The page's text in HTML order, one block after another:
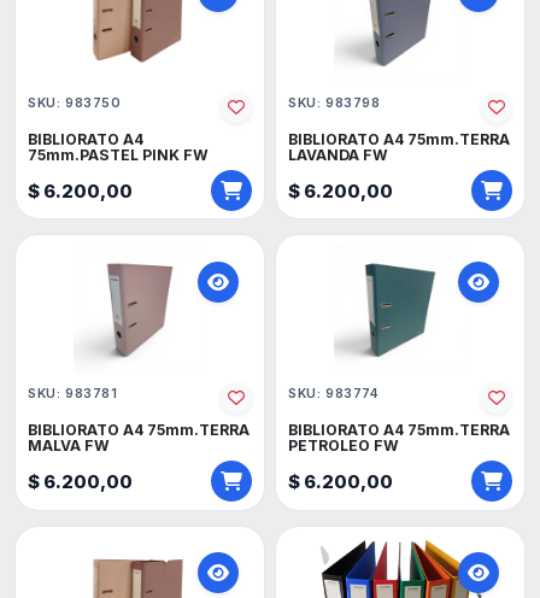
SKU: 983750
BIBLIORATO A4
75mm.PASTEL PINK FW
$ 6.200,00
SKU: 983798
BIBLIORATO A4 75mm.TERRA
LAVANDA FW
$ 6.200,00
SKU: 983781
BIBLIORATO A4 75mm.TERRA
MALVA FW
$ 6.200,00
SKU: 983774
BIBLIORATO A4 75mm.TERRA
PETROLEO FW
$ 6.200,00